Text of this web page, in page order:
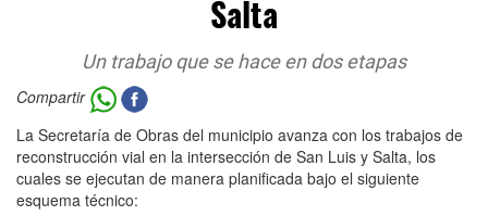
Salta
Un trabajo que se hace en dos etapas
Compartir
La Secretaría de Obras del municipio avanza con los trabajos de
reconstrucción vial en la intersección de San Luis y Salta, los
cuales se ejecutan de manera planificada bajo el siguiente
esquema técnico: